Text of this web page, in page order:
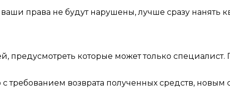
права не будут нарушены, лучше сразу нанять
предусмотреть которые может только
требованием возврата полученных средств,